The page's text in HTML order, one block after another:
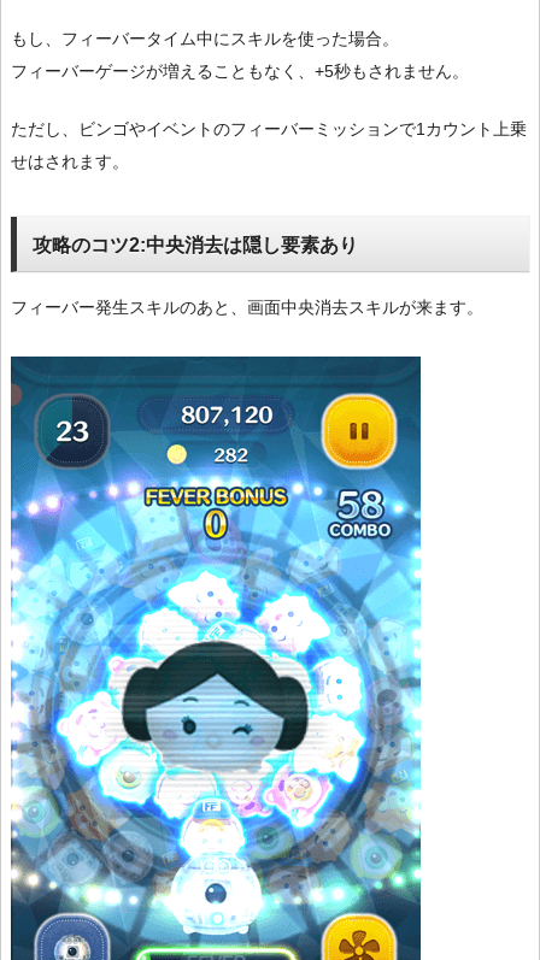
もし、フィーバータイム中にスキルを使った場合。
フィーバーゲージが増えることもなく、+5秒もされません。
ただし、ビンゴやイベントのフィーバーミッションで1カウント上乗
せはされます。
攻略のコツ2:中央消去は隠し要素あり
フィーバー発生スキルのあと、画面中央消去スキルが来ます。